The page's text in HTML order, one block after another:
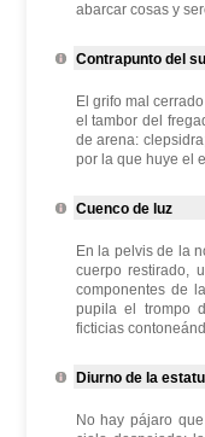
abarcar cosas y
Contrapunto del
El grifo mal
el tambor del
de arena:
por la que huye el
Cuenco de luz
En la pelvis de la
cuerpo restirado,
componentes de
pupila el trompo
ficticias
Diurno de la
No hay pájaro